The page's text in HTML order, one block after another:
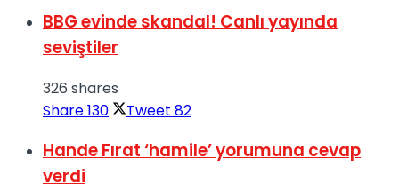
BBG evinde skandal! Canlı yayında
seviştiler
326 shares
Share130 Tweet 82
Hande Fırat ‘hamile’ yorumuna cevap
verdi